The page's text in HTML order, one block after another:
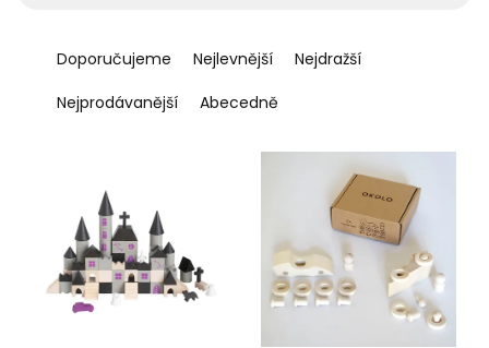
a
e
u
k
Doporučujeme Nejlevnější
Nejdražší
Nejprodávanější
Abecedně